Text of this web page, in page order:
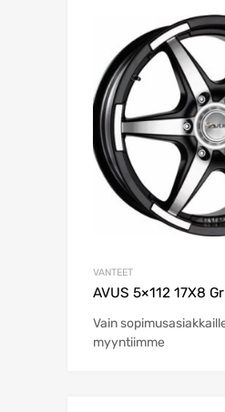
VANTEET
AVUS 5×112 17X8
Vain
myyntiimme